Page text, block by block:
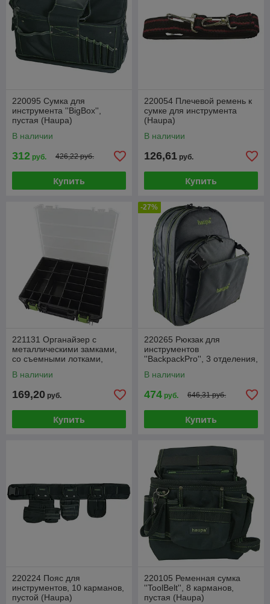
220095 Сумка для
инструмента ''BigBox'',
пустая (Haupa)
В наличии
312 руб. 426,22 руб.
Купить
220054 Плечевой ремень к
сумке для инструмента
(Haupa)
В наличии
126,61 руб.
Купить
221131 Органайзер с
металлическими замками,
со съемными лотками,
В наличии
169,20 руб.
Купить
-27%
220265 Рюкзак для
инструментов
''BackpackPro'', 3 отделения,
В наличии
474 руб. 646,31 руб.
Купить
220224 Пояс для
инструментов, 10 карманов,
пустой (Haupa)
220105 Ременная сумка
''ToolBelt'', 8 карманов,
пустая (Haupa)